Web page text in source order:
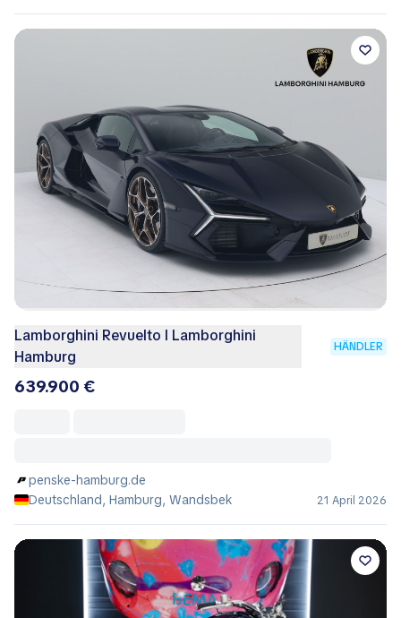
Lamborghini Revuelto I Lamborghini
Hamburg
HÄNDLER
639.900 €
penske-hamburg.de
Deutschland, Hamburg, Wandsbek
21 April 2026